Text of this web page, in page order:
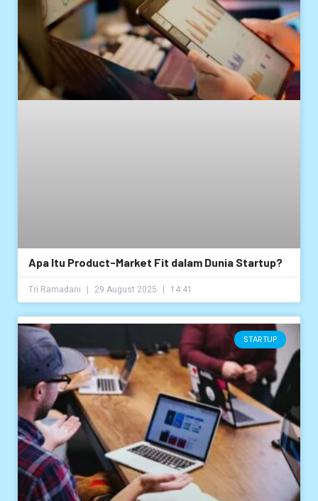
Apa Itu Product-Market Fit dalam Dunia Startup?
Tri Ramadani 29 August 2025 14:41
STARTUP